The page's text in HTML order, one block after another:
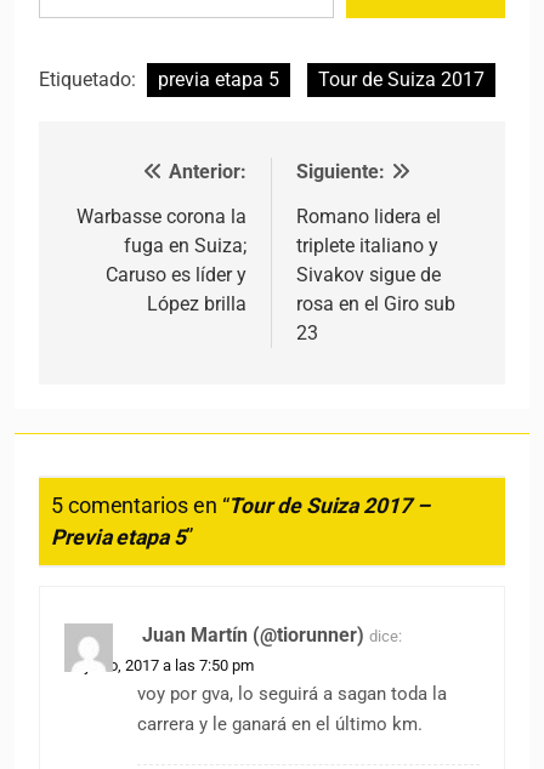
Etiquetado: previa etapa 5 Tour de Suiza 2017
Navegación de entradas
Anterior:
Warbasse corona la
fuga en Suiza;
Caruso es líder y
López brilla
Siguiente:
Romano lidera el
triplete italiano y
Sivakov sigue de
rosa en el Giro sub
23
5 comentarios en “Tour de Suiza 2017 –
Previa etapa 5”
Juan Martín (@tiorunner) dice:
13 junio, 2017 a las 7:50 pm
voy por gva, lo seguirá a sagan toda la
carrera y le ganará en el último km.